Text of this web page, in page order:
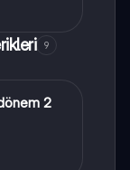
9
2